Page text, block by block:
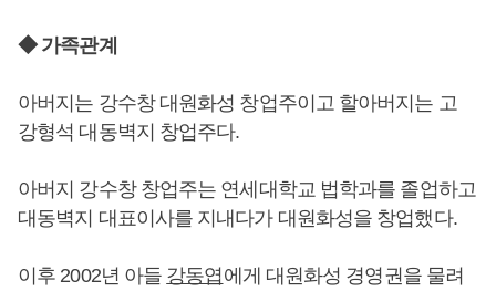
◆ 가족관계
아버지는 강수창 대원화성 창업주이고 할아버지는 고
강형석 대동벽지 창업주다.
아버지 강수창 창업주는 연세대학교 법학과를 졸업하고
대동벽지 대표이사를 지내다가 대원화성을 창업했다.
이후 2002년 아들 강동엽 에게 대원화성 경영권을 물려